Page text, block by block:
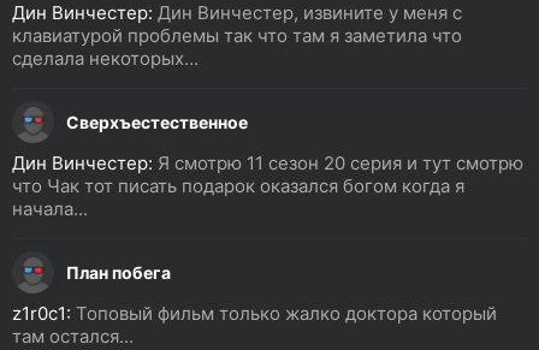
Дин Винчестер: Дин Винчестер, извините у меня с
клавиатурой проблемы так что там я заметила что
сделала некоторых...
Сверхъестественное
Дин Винчестер: Я смотрю 11 сезон 20 серия и тут смотрю
что Чак тот писать подарок оказался богом когда я
начала...
План побега
z1r0c1: Топовый фильм только жалко доктора который
там остался...